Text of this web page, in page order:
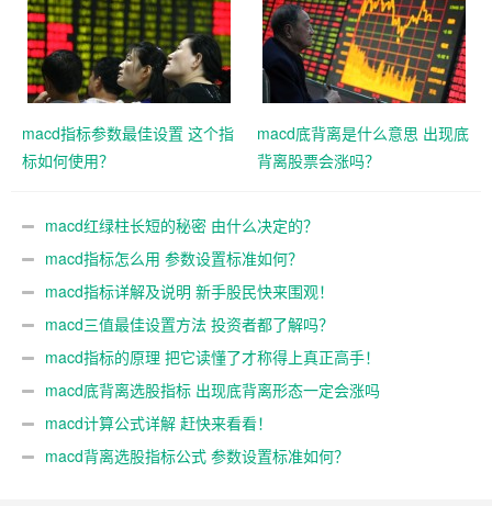
macd指标参数最佳设置 这个指
标如何使用？
macd底背离是什么意思 出现底
背离股票会涨吗？
macd红绿柱长短的秘密 由什么决定的？
macd指标怎么用 参数设置标准如何？
macd指标详解及说明 新手股民快来围观！
macd三值最佳设置方法 投资者都了解吗？
macd指标的原理 把它读懂了才称得上真正高手！
macd底背离选股指标 出现底背离形态一定会涨吗
macd计算公式详解 赶快来看看！
macd背离选股指标公式 参数设置标准如何？